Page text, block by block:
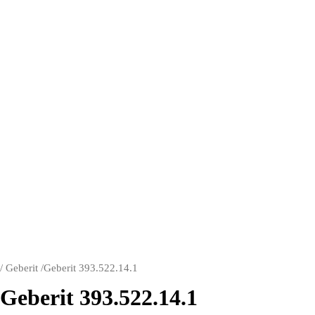
/ Geberit /Geberit 393.522.14.1
Geberit 393.522.14.1